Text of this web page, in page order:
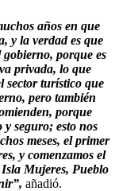
años en que
y la verdad es que
gobierno, porque es
privada, lo que
sector turístico que
pero también
porque
seguro; esto nos
meses, el primer
y comenzamos el
Mujeres, Pueblo
añadió.